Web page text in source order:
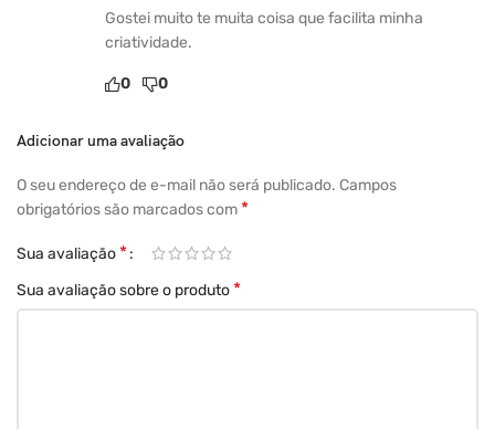
domain-switch
bubblemorph
backup
+ de 1600 Templates para elementor Pro
+1000 Templates slider revolution proficionais
Gostei muito te muita coisa que facilita minha
criatividade.
0 0
Adicionar uma avaliação
O seu endereço de e-mail não será publicado. Campos
obrigatórios são marcados com *
Sua avaliação *
Sua avaliação sobre o produto *